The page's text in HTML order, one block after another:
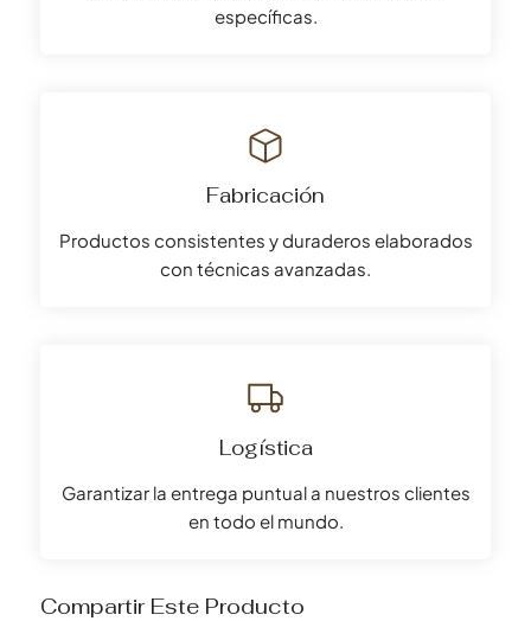
específicas.
Fabricación
Productos consistentes y duraderos elaborados
con técnicas avanzadas.
Logística
Garantizar la entrega puntual a nuestros clientes
en todo el mundo.
Compartir Este Producto